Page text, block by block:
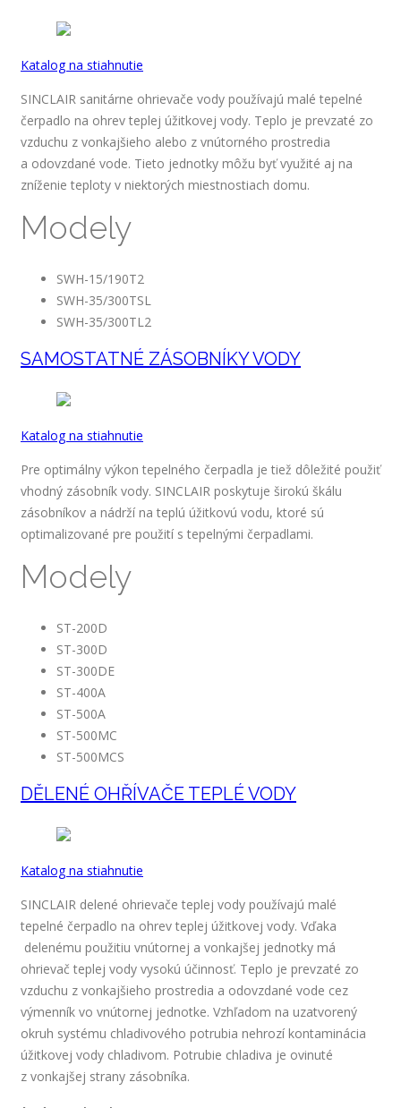
Katalog na stiahnutie
SINCLAIR sanitárne ohrievače vody používajú malé tepelné
čerpadlo na ohrev teplej úžitkovej vody. Teplo je prevzaté zo
vzduchu z vonkajšieho alebo z vnútorného prostredia
a odovzdané vode. Tieto jednotky môžu byť využité aj na
zníženie teploty v niektorých miestnostiach domu.
Modely
SWH-15/190T2
SWH-35/300TSL
SWH-35/300TL2
SAMOSTATNÉ ZÁSOBNÍKY VODY
Katalog na stiahnutie
Pre optimálny výkon tepelného čerpadla je tiež dôležité použiť
vhodný zásobník vody. SINCLAIR poskytuje širokú škálu
zásobníkov a nádrží na teplú úžitkovú vodu, ktoré sú
optimalizované pre použití s tepelnými čerpadlami.
Modely
ST-200D
ST-300D
ST-300DE
ST-400A
ST-500A
ST-500MC
ST-500MCS
DĚLENÉ OHŘÍVAČE TEPLÉ VODY
Katalog na stiahnutie
SINCLAIR delené ohrievače teplej vody používajú malé
tepelné čerpadlo na ohrev teplej úžitkovej vody. Vďaka
delenému použitiu vnútornej a vonkajšej jednotky má
ohrievač teplej vody vysokú účinnosť. Teplo je prevzaté zo
vzduchu z vonkajšieho prostredia a odovzdané vode cez
výmenník vo vnútornej jednotke. Vzhľadom na uzatvorený
okruh systému chladivového potrubia nehrozí kontaminácia
úžitkovej vody chladivom. Potrubie chladiva je ovinuté
z vonkajšej strany zásobníka.